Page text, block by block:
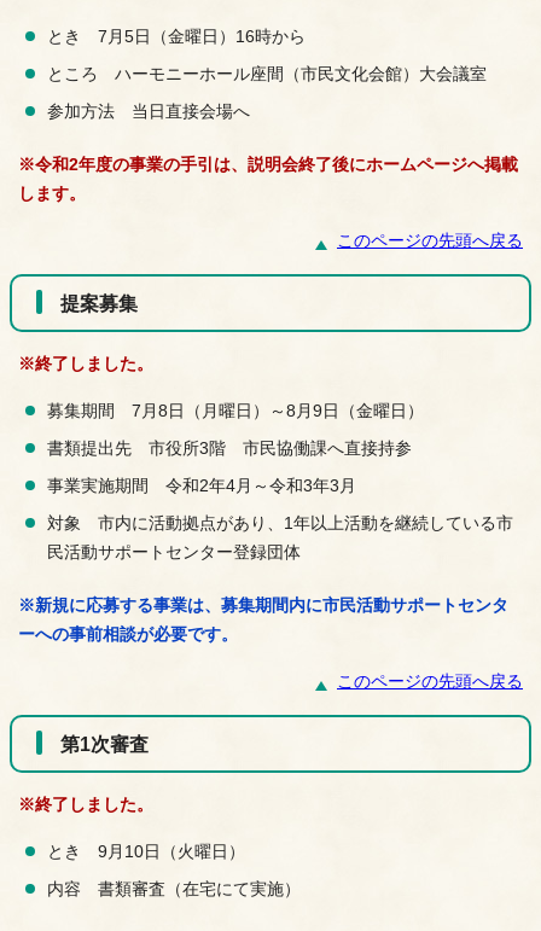
とき 7月5日（金曜日）16時から
ところ ハーモニーホール座間（市民文化会館）大会議室
参加方法 当日直接会場へ
※令和2年度の事業の手引は、説明会終了後にホームページへ掲載
します。
このページの先頭へ戻る
提案募集
※終了しました。
募集期間 7月8日（月曜日）～8月9日（金曜日）
書類提出先 市役所3階 市民協働課へ直接持参
事業実施期間 令和2年4月～令和3年3月
対象 市内に活動拠点があり、1年以上活動を継続している市
民活動サポートセンター登録団体
※新規に応募する事業は、募集期間内に市民活動サポートセンタ
ーへの事前相談が必要です。
このページの先頭へ戻る
第1次審査
※終了しました。
とき 9月10日（火曜日）
内容 書類審査（在宅にて実施）